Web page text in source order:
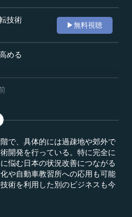
技術
▶無料視聴
める
で、具体的には過疎地や郊外で
開発を行っている。特に完全に
悩む日本の状況改善につながる
や自動車教習所への応用も可能
術を利用した別のビジネスも今